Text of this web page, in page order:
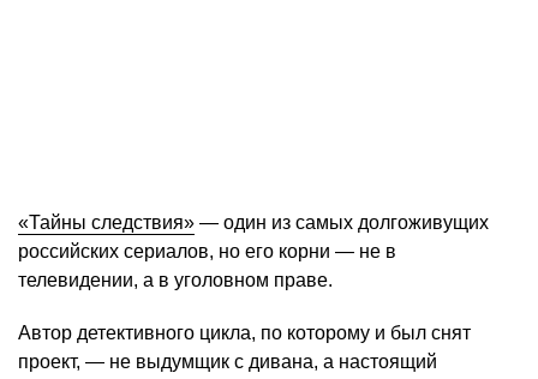
«Тайны следствия» — один из самых долгоживущих
российских сериалов, но его корни — не в
телевидении, а в уголовном праве.
Автор детективного цикла, по которому и был снят
проект, — не выдумщик с дивана, а настоящий